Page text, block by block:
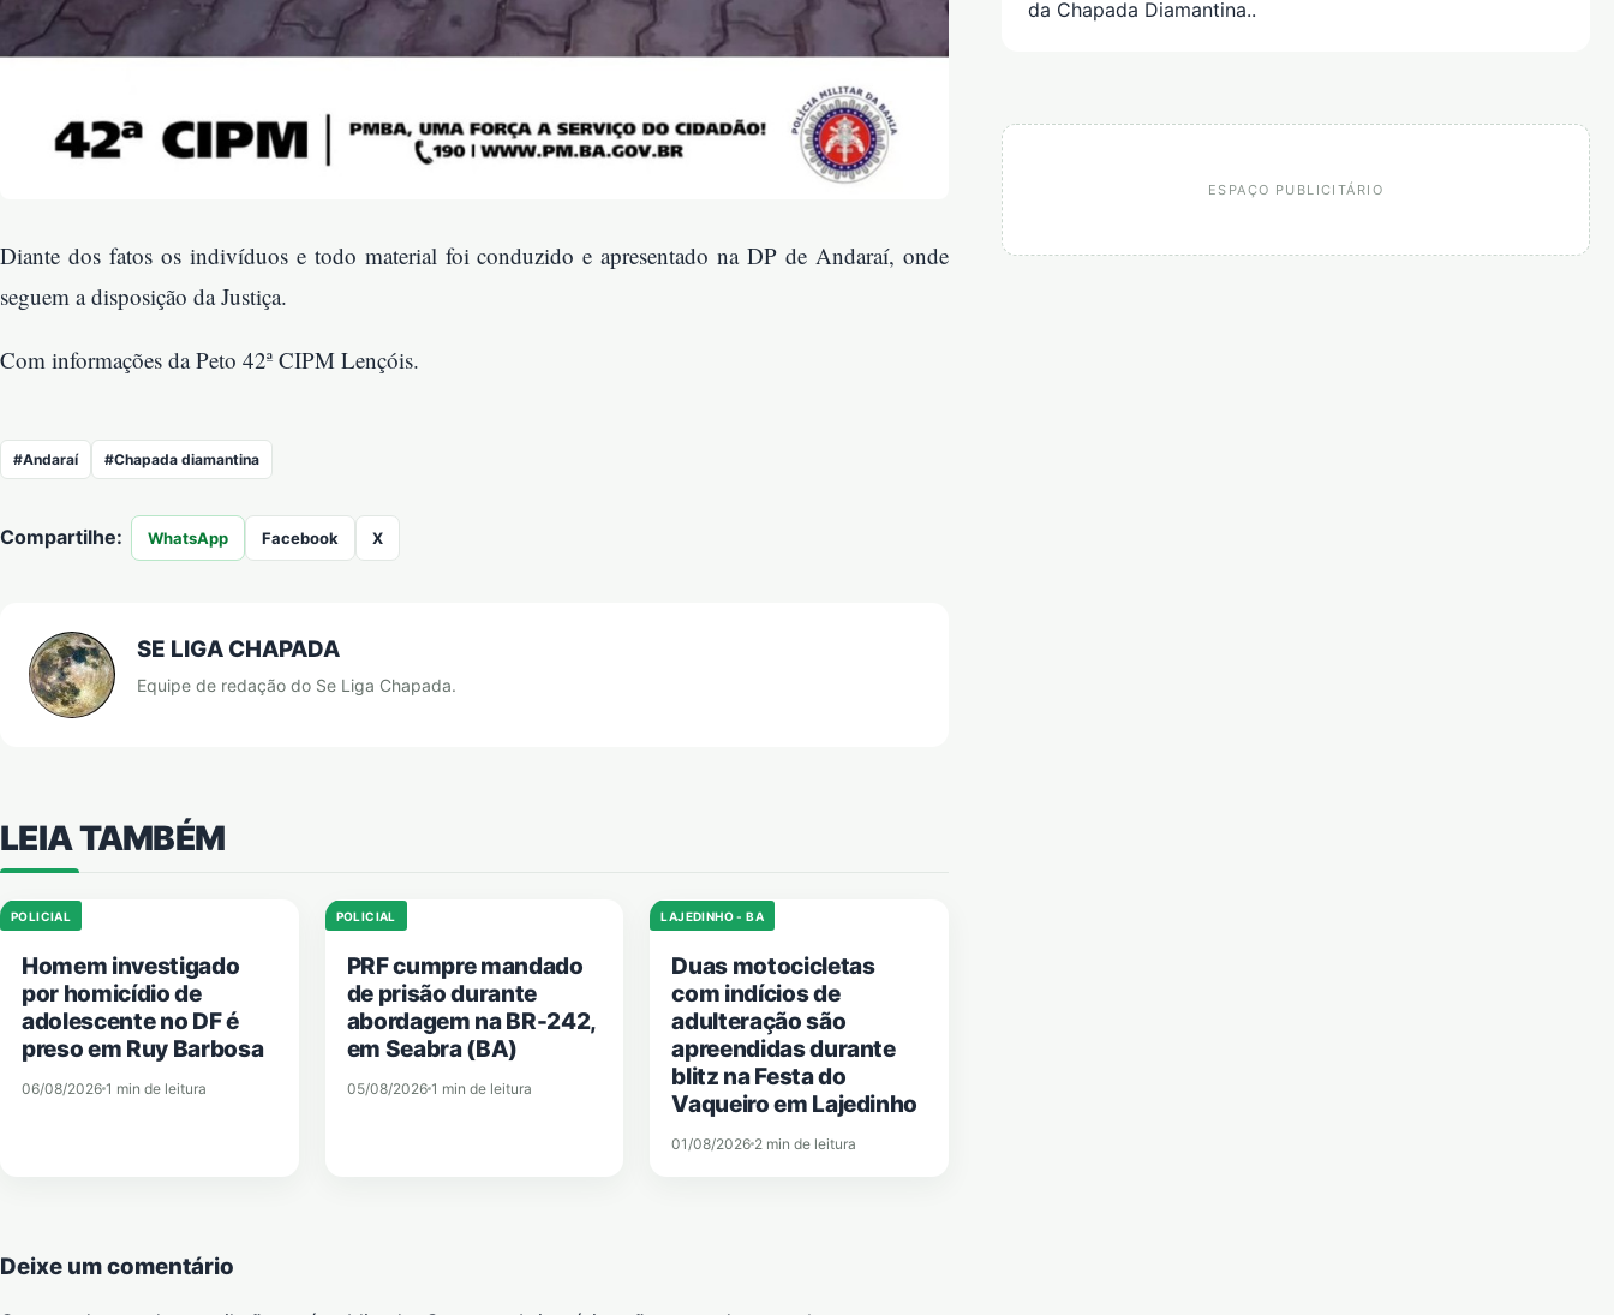
Diante dos fatos os indivíduos e todo material foi conduzido e apresentado na DP de Andaraí, onde
seguem a disposição da Justiça.
Com informações da Peto 42ª CIPM Lençóis.
#Andaraí #Chapada diamantina
Compartilhe: WhatsApp Facebook X
SE LIGA CHAPADA
Equipe de redação do Se Liga Chapada.
LEIA TAMBÉM
POLICIAL
Homem investigado
por homicídio de
adolescente no DF é
preso em Ruy Barbosa
06/08/2026 1 min de leitura
POLICIAL
PRF cumpre mandado
de prisão durante
abordagem na BR-242,
em Seabra (BA)
05/08/2026 1 min de leitura
LAJEDINHO - BA
Duas motocicletas
com indícios de
adulteração são
apreendidas durante
blitz na Festa do
Vaqueiro em Lajedinho
01/08/2026 2 min de leitura
Deixe um comentário
da Chapada Diamantina..
ESPAÇO PUBLICITÁRIO